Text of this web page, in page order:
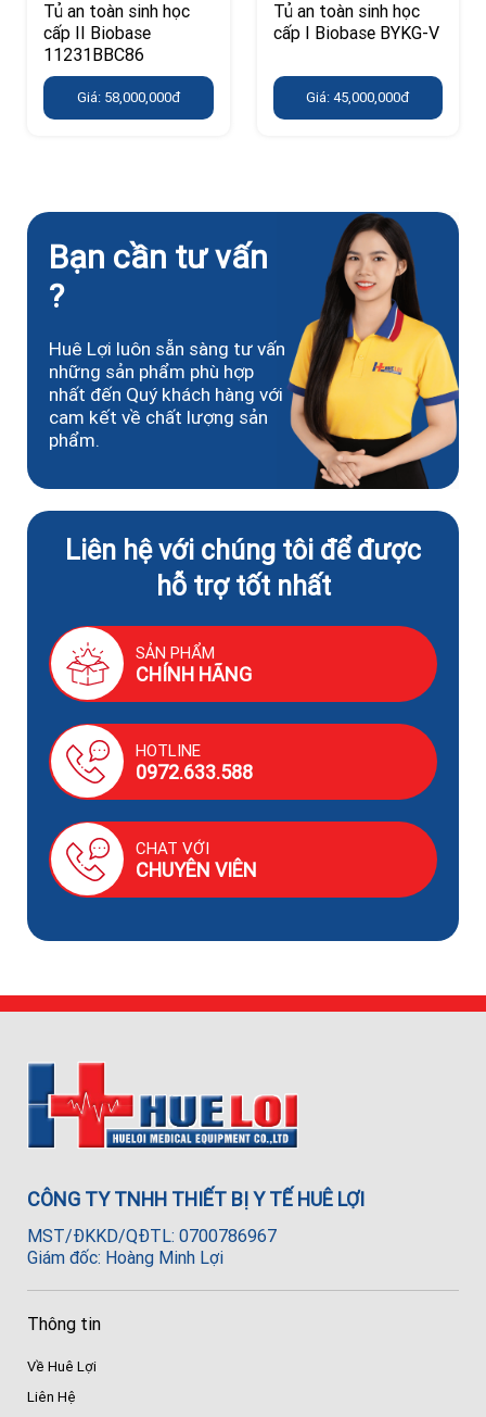
Tủ an toàn sinh học
cấp II Biobase
11231BBC86
Giá: 58,000,000đ
Tủ an toàn sinh học
cấp I Biobase BYKG-V
Giá: 45,000,000đ
Bạn cần tư vấn
?
Huê Lợi luôn sẵn sàng tư vấn
những sản phẩm phù hợp
nhất đến Quý khách hàng với
cam kết về chất lượng sản
phẩm.
Liên hệ với chúng tôi để được
hỗ trợ tốt nhất
SẢN PHẨM
CHÍNH HÃNG
HOTLINE
0972.633.588
CHAT VỚI
CHUYÊN VIÊN
CÔNG TY TNHH THIẾT BỊ Y TẾ HUÊ LỢI
MST/ĐKKD/QĐTL: 0700786967
Giám đốc: Hoàng Minh Lợi
Thông tin
Về Huê Lợi
Liên Hệ